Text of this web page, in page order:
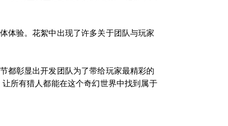
体验。花絮中出现了许多关于团队与玩家
都彰显出开发团队为了带给玩家最精彩的
所有猎人都能在这个奇幻世界中找到属于